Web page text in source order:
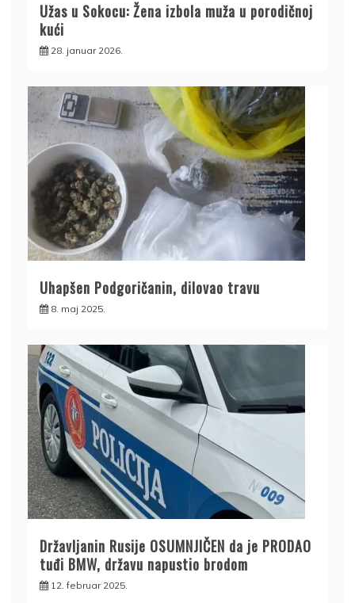
Užas u Sokocu: Žena izbola muža u porodičnoj
kući
28. januar 2026.
Uhapšen Podgoričanin, dilovao travu
8. maj 2025.
Državljanin Rusije OSUMNJIČEN da je PRODAO
tuđi BMW, državu napustio brodom
12. februar 2025.